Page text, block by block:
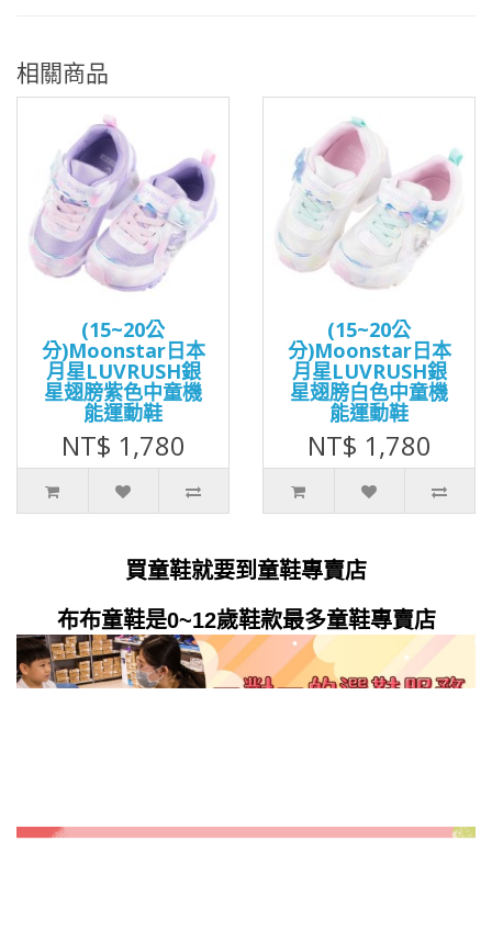
相關商品
(15~20公
分)Moonstar日本
月星LUVRUSH銀
星翅膀紫色中童機
能運動鞋
NT$ 1,780
(15~20公
分)Moonstar日本
月星LUVRUSH銀
星翅膀白色中童機
能運動鞋
NT$ 1,780
買童鞋就要到童鞋專賣店
布布童鞋是0~12歲鞋款最多童鞋專賣店